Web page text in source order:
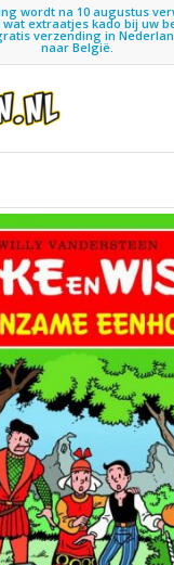
wordt na 10 augustus
extraatjes kado bij uw
verzending in
naar België.